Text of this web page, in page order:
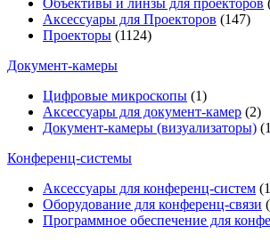
Объективы и линзы для проекторов
Аксессуары для Проекторов (147)
Проекторы (1124)
Документ-камеры
Цифровые микроскопы (1)
Аксессуары для документ-камер (2)
Документ-камеры (визуализаторы)
Конференц-системы
Аксессуары для конференц-систем
Оборудование для конференц-связи
Программное обеспечение для